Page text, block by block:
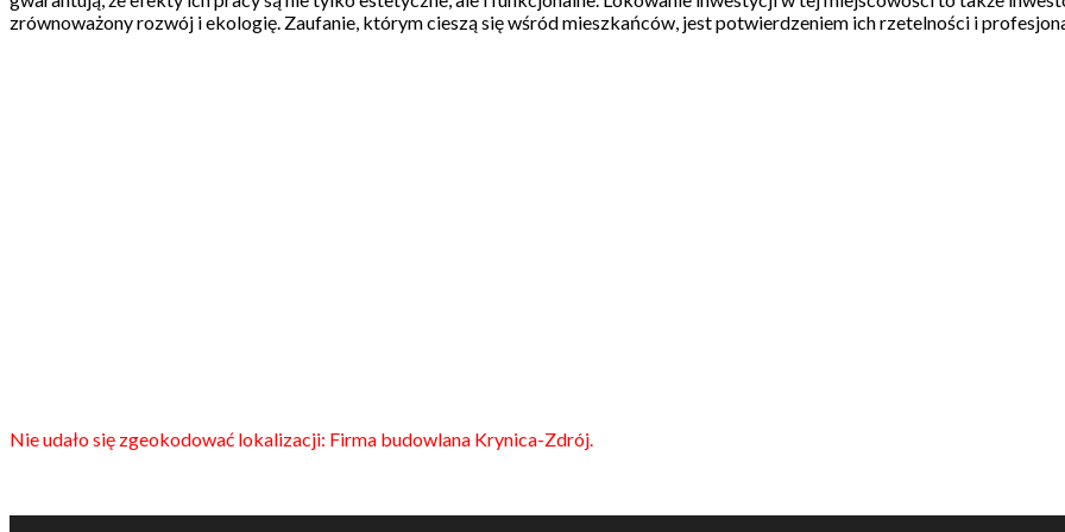
zrównoważony rozwój i ekologię. Zaufanie, którym cieszą się wśród mieszkańców, jest potwierdzeniem ich rzetelności i
Nie udało się zgeokodować lokalizacji: Firma budowlana Krynica-Zdrój.